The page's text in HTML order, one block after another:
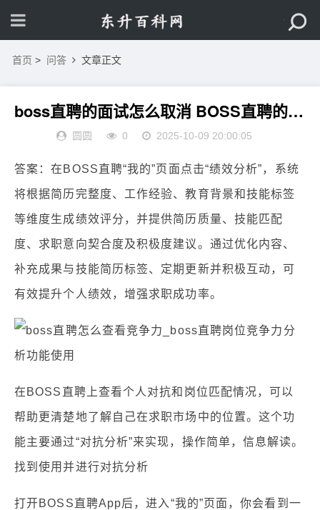
首页 > 问答 文章正文
boss直聘的面试怎么取消 BOSS直聘的竞争力分析工具在哪里
圆圆 0 2025-10-09 20:00:05
答案：在BOSS直聘“我的”页面点击“绩效分析”，系统
将根据简历完整度、工作经验、教育背景和技能标签
等维度生成绩效评分，并提供简历质量、技能匹配
度、求职意向契合度及积极度建议。通过优化内容、
补充成果与技能简历标签、定期更新并积极互动，可
有效提升个人绩效，增强求职成功率。
在BOSS直聘上查看个人对抗和岗位匹配情况，可以
帮助更清楚地了解自己在求职市场中的位置。这个功
能主要通过“对抗分析”来实现，操作简单，信息解读。
找到使用并进行对抗分析
打开BOSS直聘App后，进入“我的”页面，你会看到一